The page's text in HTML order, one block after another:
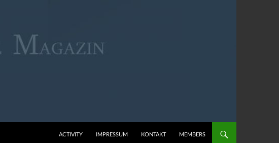
ACTIVITY IMPRESSUM KONTAKT MEMBERS